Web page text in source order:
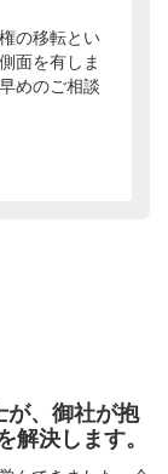
の移転とい
面を有しま
めのご相談
が、御社が抱
解決します。